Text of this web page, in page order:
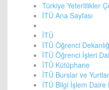
Türkiye Yeterlilikler
İTÜ Ana Sayfası
İTÜ
İTÜ Öğrenci
İTÜ Öğrenci İşleri
İTÜ Kütüphane
İTÜ Burslar ve
İTÜ Bilgi İşlem Daire